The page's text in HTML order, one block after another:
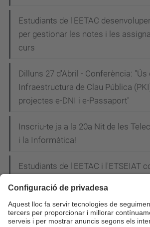
Estudiants de l'EETAC
per gestionar les notes i les
curs
Dilluns 27 d'Abril - Conferència: "Ús
Infraestructura de Clau Pública
projectes e-DNI i e-Passaport"
Inscriu-te ja a la 20a Nit de les
i la Informàtica!
Estudiants de l'EETAC i l'ETSEIAT
cacera furtiva a l’Àfrica
L'EETAC participa a la I Jornada